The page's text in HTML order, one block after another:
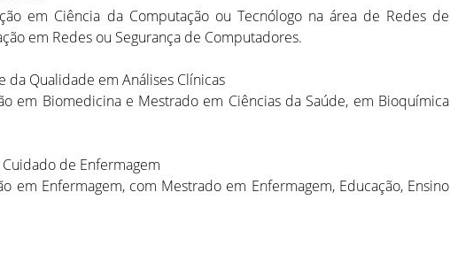
em Ciência da Computação ou Tecnólogo na área de Redes de
em Redes ou Segurança de Computadores.
Qualidade em Análises Clínicas
em Biomedicina e Mestrado em Ciências da Saúde, em Bioquímica
de Enfermagem
Enfermagem, com Mestrado em Enfermagem, Educação, Ensino